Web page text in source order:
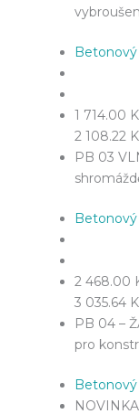
1 714.00
2 108.22
PB 03
2 468.00
3 035.64
PB 04 –
pro
NOVINKA